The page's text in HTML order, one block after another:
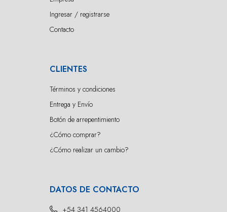
Ingresar / registrarse
Contacto
CLIENTES
Términos y condiciones
Entrega y Envío
Botón de arrepentimiento
¿Cómo comprar?
¿Cómo realizar un cambio?
DATOS DE CONTACTO
+54 341 4564000